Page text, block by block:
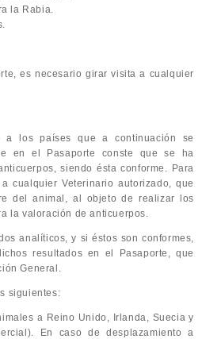
la Rabia.
es necesario girar visita a cualquier
a los países que a continuación se
en el Pasaporte conste que se ha
siendo ésta conforme. Para
cualquier Veterinario autorizado, que
del animal, al objeto de realizar los
la valoración de anticuerpos.
analíticos, y si éstos son conformes,
resultados en el Pasaporte, que
General.
siguientes:
a Reino Unido, Irlanda, Suecia y
En caso de desplazamiento a